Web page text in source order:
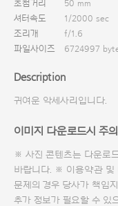
초첨거리
50 mm
셔터속도
1/2000 sec
조리개
f/1.6
파일사이즈
6724997
Description
귀여운 악세사리입니다.
이미지 다운로드시 주
※ 사진 콘텐츠는 다운로
바랍니다. ※ 이용약관 및
문제의 경우 당사가 책임
추가 정보가 필요할 수 있